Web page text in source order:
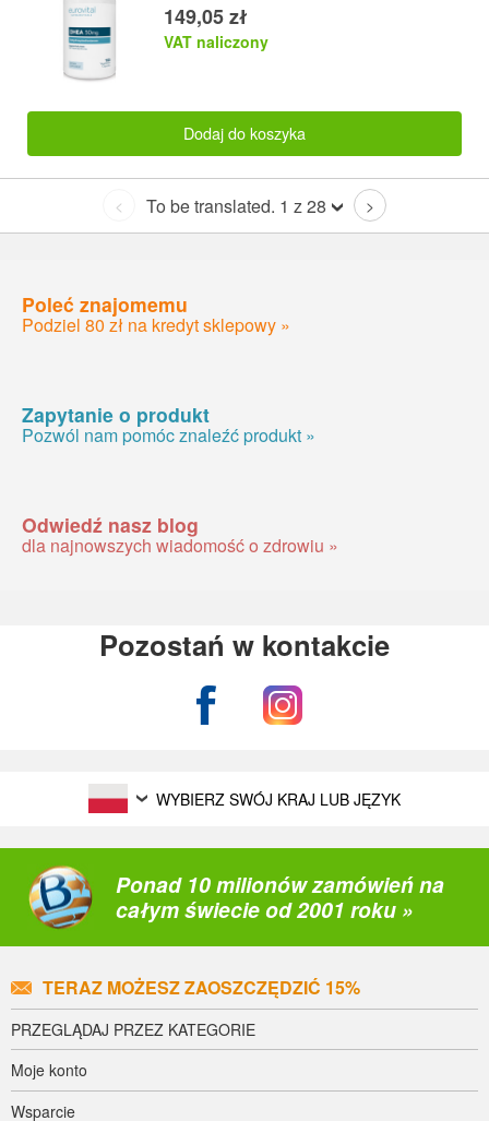
149,05 zł
VAT naliczony
Dodaj do koszyka
< To be translated. 1 z 28 >
Poleć znajomemu
Podziel 80 zł na kredyt sklepowy »
Zapytanie o produkt
Pozwól nam pomóc znaleźć produkt »
Odwiedź nasz blog
dla najnowszych wiadomość o zdrowiu »
Pozostań w kontakcie
WYBIERZ SWÓJ KRAJ LUB JĘZYK
Ponad 10 milionów zamówień na
całym świecie od 2001 roku »
TERAZ MOŻESZ ZAOSZCZĘDZIĆ 15%
PRZEGLĄDAJ PRZEZ KATEGORIE
Moje konto
Wsparcie